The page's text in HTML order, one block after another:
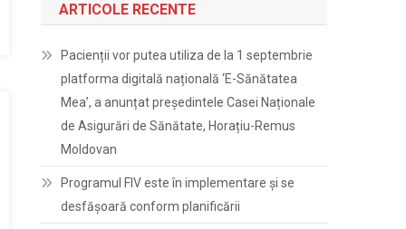
ARTICOLE RECENTE
Pacienții vor putea utiliza de la 1 septembrie
platforma digitală națională ‘E-Sănătatea
Mea’, a anunțat președintele Casei Naționale
de Asigurări de Sănătate, Horațiu-Remus
Moldovan
Programul FIV este în implementare și se
desfășoară conform planificării